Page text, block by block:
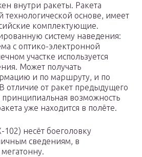
внутри ракеты. Ракета
основе, имеет
комплектующие.
систему наведения:
с оптико-электронной
участке используется
Может получать
и по маршруту, и по
отличие от ракет предыдущего
возможность
уже находится в полёте.
несёт боеголовку
сведениям, в